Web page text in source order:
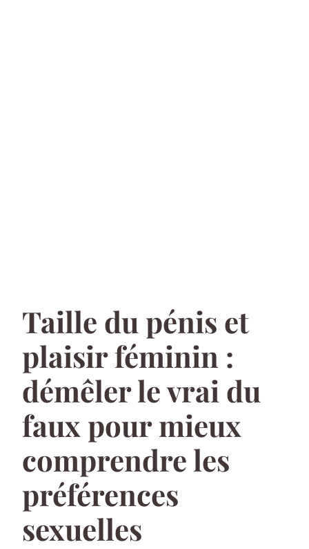
Taille du pénis et
plaisir féminin :
démêler le vrai du
faux pour mieux
comprendre les
préférences
sexuelles